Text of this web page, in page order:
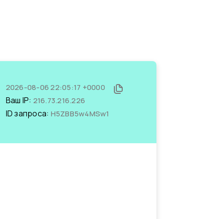
2026-08-06 22:05:17 +0000
Ваш IP: 216.73.216.226
ID запроса: H5ZBB5w4MSw1